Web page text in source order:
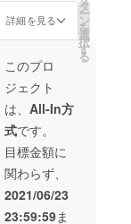
全国送
料無料
クリー
ム
プレミ
アム ボ
タニカ
ノン
エッセ
ンス
（美容
液：
6,050
円）、
プレミ
アムボ
ツロー
ション
（1,650
円）
３）ボ
タニカ
ノン化
粧水：4
本合計
9,680円
（各
種：
2,420円
／ゲッ
トウ・
加され
たプレ
ミアム
プラ
ン】 ◉リ
ターン
品の詳
細は、
50,000
円コー
スと同
じで
す。
（商品
合計
詳細を見る
タ
ー
ン
を
選
択
す
る
このプロ
ジェクト
は、 All-In方
式です。
目標金額に
関わらず、
2021/06/23
23:59:59ま